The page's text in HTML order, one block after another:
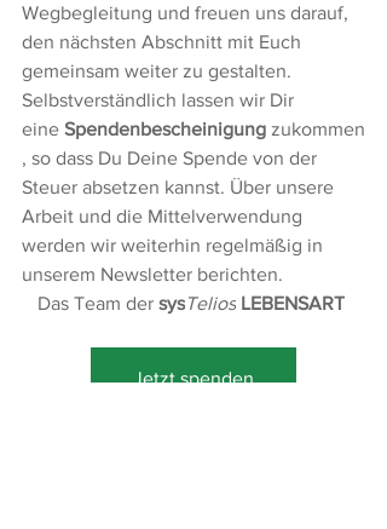
Wegbegleitung und freuen uns darauf,
den nächsten Abschnitt mit Euch
gemeinsam weiter zu gestalten.
Selbstverständlich lassen wir Dir
eine Spendenbescheinigung zukommen
, so dass Du Deine Spende von der
Steuer absetzen kannst. Über unsere
Arbeit und die Mittelverwendung
werden wir weiterhin regelmäßig in
unserem Newsletter berichten.
Das Team der sysTelios LEBENSART
Jetzt spenden